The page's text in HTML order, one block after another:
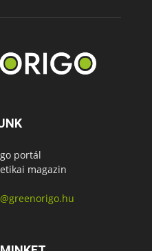
portál
magazin